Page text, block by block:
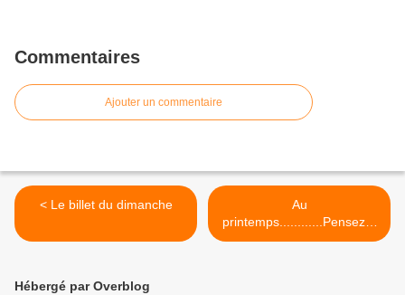
Commentaires
Ajouter un commentaire
< Le billet du dimanche
Au
printemps............Pensez-y
>
Hébergé par Overblog